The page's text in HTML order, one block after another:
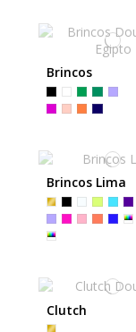
Brincos
Dourados
Egipto
Brincos Lima
Clutch
Dourada